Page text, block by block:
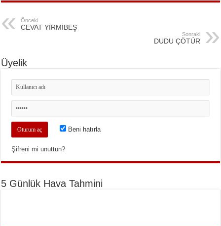
Önceki
CEVAT YİRMİBEŞ
Sonraki
DUDU ÇÖTÜR
Üyelik
Beni hatırla
Şifreni mi unuttun?
5 Günlük Hava Tahmini